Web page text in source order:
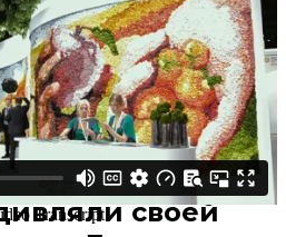
компаний
форуме
своей